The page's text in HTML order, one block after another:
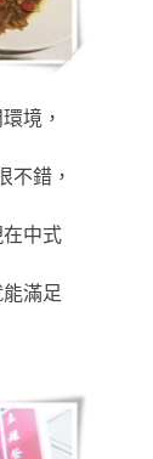
境，
不錯，
中式
滿足